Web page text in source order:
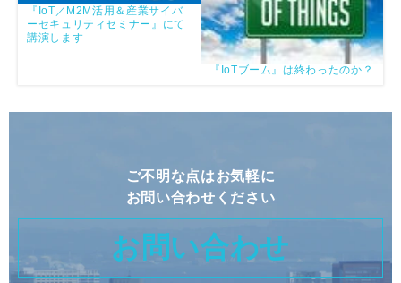
『IoT／M2M活用＆産業サイバ
ーセキュリティセミナー』にて
講演します
『IoTブーム』は終わったのか？
ご不明な点はお気軽に
お問い合わせください
お問い合わせ